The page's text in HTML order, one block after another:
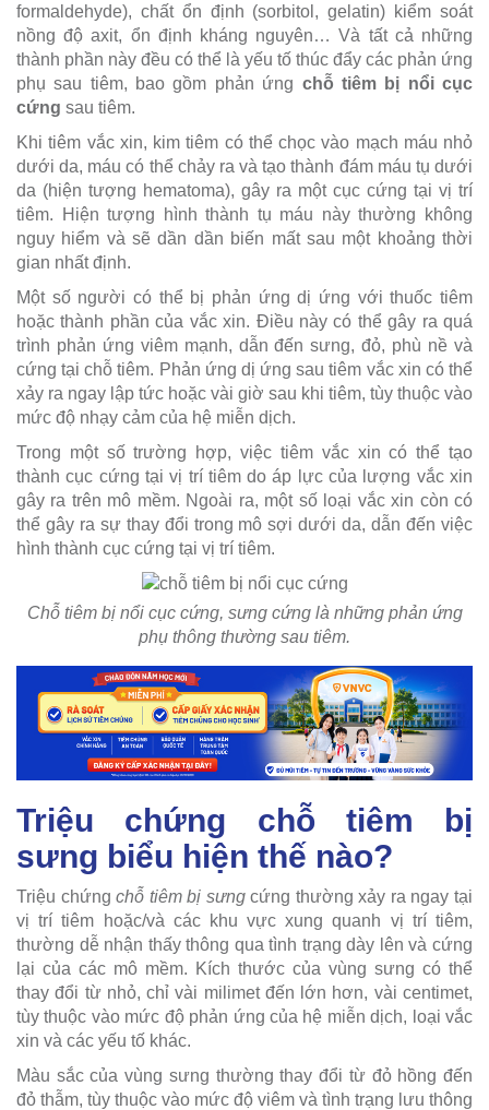
formaldehyde), chất ổn định (sorbitol, gelatin) kiểm soát
nồng độ axit, ổn định kháng nguyên… Và tất cả những
thành phần này đều có thể là yếu tố thúc đẩy các phản ứng
phụ sau tiêm, bao gồm phản ứng chỗ tiêm bị nổi cục
cứng sau tiêm.
Khi tiêm vắc xin, kim tiêm có thể chọc vào mạch máu nhỏ
dưới da, máu có thể chảy ra và tạo thành đám máu tụ dưới
da (hiện tượng hematoma), gây ra một cục cứng tại vị trí
tiêm. Hiện tượng hình thành tụ máu này thường không
nguy hiểm và sẽ dần dần biến mất sau một khoảng thời
gian nhất định.
Một số người có thể bị phản ứng dị ứng với thuốc tiêm
hoặc thành phần của vắc xin. Điều này có thể gây ra quá
trình phản ứng viêm mạnh, dẫn đến sưng, đỏ, phù nề và
cứng tại chỗ tiêm. Phản ứng dị ứng sau tiêm vắc xin có thể
xảy ra ngay lập tức hoặc vài giờ sau khi tiêm, tùy thuộc vào
mức độ nhạy cảm của hệ miễn dịch.
Trong một số trường hợp, việc tiêm vắc xin có thể tạo
thành cục cứng tại vị trí tiêm do áp lực của lượng vắc xin
gây ra trên mô mềm. Ngoài ra, một số loại vắc xin còn có
thể gây ra sự thay đổi trong mô sợi dưới da, dẫn đến việc
hình thành cục cứng tại vị trí tiêm.
Chỗ tiêm bị nổi cục cứng, sưng cứng là những phản ứng
phụ thông thường sau tiêm.
Triệu chứng chỗ tiêm bị
sưng biểu hiện thế nào?
Triệu chứngchỗ tiêm bị sưngcứng thường xảy ra ngay tại
vị trí tiêm hoặc/và các khu vực xung quanh vị trí tiêm,
thường dễ nhận thấy thông qua tình trạng dày lên và cứng
lại của các mô mềm. Kích thước của vùng sưng có thể
thay đổi từ nhỏ, chỉ vài milimet đến lớn hơn, vài centimet,
tùy thuộc vào mức độ phản ứng của hệ miễn dịch, loại vắc
xin và các yếu tố khác.
Màu sắc của vùng sưng thường thay đổi từ đỏ hồng đến
đỏ thẫm, tùy thuộc vào mức độ viêm và tình trạng lưu thông